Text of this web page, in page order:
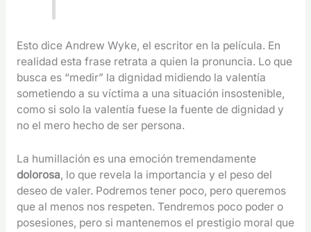
Esto dice Andrew Wyke, el escritor en la película. En
realidad esta frase retrata a quien la pronuncia. Lo que
busca es “medir” la dignidad midiendo la valentía
sometiendo a su víctima a una situación insostenible,
como si solo la valentía fuese la fuente de dignidad y
no el mero hecho de ser persona.
La humillación es una emoción tremendamente
dolorosa, lo que revela la importancia y el peso del
deseo de valer. Podremos tener poco, pero queremos
que al menos nos respeten. Tendremos poco poder o
posesiones, pero si mantenemos el prestigio moral que